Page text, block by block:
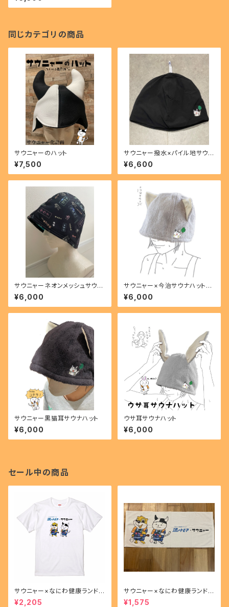
同じカテゴリの商品
サウニャーのハット
¥7,500
サウニャー撥水×パイル地サウナ
ハット
¥6,600
サウニャーネオンメッシュサウナ
ハット
¥6,000
サウニャー×今治サウナハット猫
耳
¥6,000
サウニャー黒猫耳サウナハット
¥6,000
ウサ耳サウナハット
¥6,000
セール中の商品
サウニャー×なにわ健康ランド湯
～トピアコラボＴシャツ
¥2,205
サウニャー×なにわ健康ランド湯
～トピアコラボフェイスタオル
¥1,575